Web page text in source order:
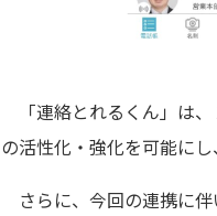
「連絡とれるくん」は
の活性化・強化を可能に
さらに、今回の連携に